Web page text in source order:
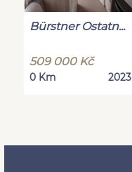
Bürstner Ostatn...
509 000 Kč
0 Km 2023